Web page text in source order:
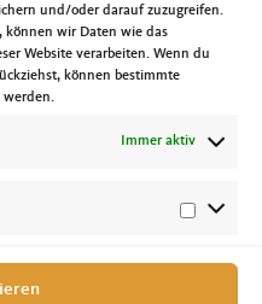
und/oder darauf zuzugreifen.
können wir Daten wie das
Website verarbeiten. Wenn du
können bestimmte
werden.
Immer aktiv
ich dann Jungs und Mädchen im
die Arbeit eines
der Eröffnung der RoboCup german
Infos zur diese Veranstaltung die
ist findet man unter
des 7. Benefiz-
mitgewirkt.